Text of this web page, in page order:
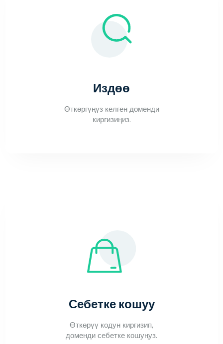
Издөө
Өткөргүңүз келген доменди
киргизиңиз.
Себетке кошуу
Өткөрүү кодун киргизип,
доменди себетке кошуңуз.